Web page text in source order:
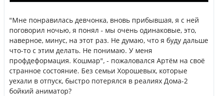
"Мне понравилась девчонка, вновь прибывшая, я с ней
поговорил ночью, я понял - мы очень одинаковые, это,
наверное, минус, на этот раз. Не думаю, что я буду дальше
что-то с этим делать. Не понимаю. У меня
профдеформация. Кошмар", - пожаловался Артём на своё
странное состояние. Без семьи Хорошевых, которые
уехали в отпуск, быстро потерялся в реалиях Дома-2
бойкий аниматор?